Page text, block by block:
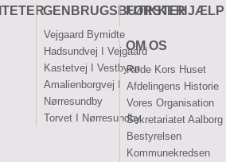
GENBRUGSBUTIKKER
Vejgaard Bymidte
Hadsundvej I Vejgaard
Kastetvej I Vestbyen
Amalienborgvej I
Nørresundby
Torvet I Nørresundby
FØRSTEHJÆLP
OM OS
Røde Kors Huset
Afdelingens Historie
Vores Organisation
Sekretariatet Aalborg
Bestyrelsen
Kommunekredsen